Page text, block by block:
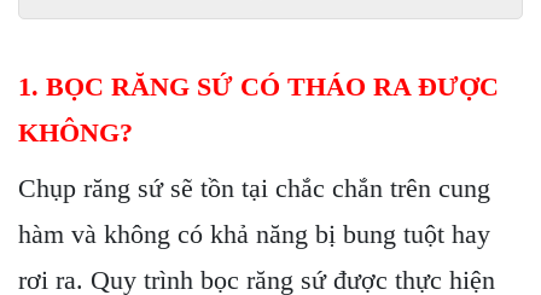
1. BỌC RĂNG SỨ CÓ THÁO RA ĐƯỢC
KHÔNG?
Chụp răng sứ sẽ tồn tại chắc chắn trên cung
hàm và không có khả năng bị bung tuột hay
rơi ra. Quy trình bọc răng sứ được thực hiện